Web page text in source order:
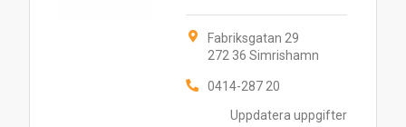
Uppdatera uppgifter
Fabriksgatan 29
272 36 Simrishamn
0414-287 20